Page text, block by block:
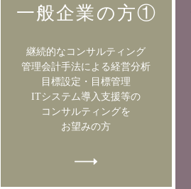
一般企業の方①
​継続的なコンサルティング
管理会計手法による経営分析
目標設定・目標管理
ITシステム導入支援等の
コンサルティングを
お望みの方